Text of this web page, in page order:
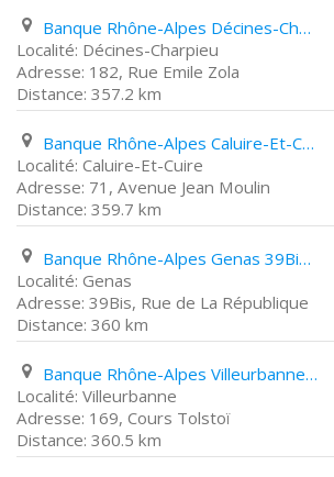
Banque Rhône-Alpes Décines-Charpieu 182, Rue Emile Zola
Décines-Charpieu
182, Rue Emile Zola
357.2 km
Banque Rhône-Alpes Caluire-Et-Cuire 71, Avenue Jean Moulin
Caluire-Et-Cuire
71, Avenue Jean Moulin
359.7 km
Banque Rhône-Alpes Genas 39Bis, Rue de La République
Genas
39Bis, Rue de La République
360 km
Banque Rhône-Alpes Villeurbanne 169, Cours Tolstoï
Villeurbanne
169, Cours Tolstoï
360.5 km